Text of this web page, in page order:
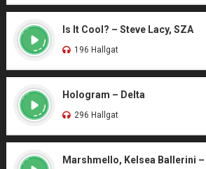
Is It Cool? – Steve Lacy, SZA
196 Hallgat
Hologram – Delta
296 Hallgat
Marshmello, Kelsea Ballerini